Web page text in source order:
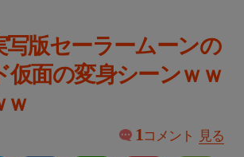
写版セーラームーンの
仮面の変身シーンｗｗ
ｗ
1コメント 見る